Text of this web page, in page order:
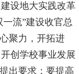
设地大实践改革
一流”建设收官总
聚力，开拓进
创学校事业发展
出要求：要提高